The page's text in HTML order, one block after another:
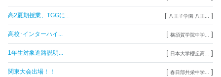
高2夏期授業、TGGに... [ 八王子学園 八王... ]
高校･インターハイ... [ 横須賀学院中学... ]
1年生対象進路説明... [ 日本大学櫻丘高... ]
関東大会出場！！ [ 春日部共栄中学... ]